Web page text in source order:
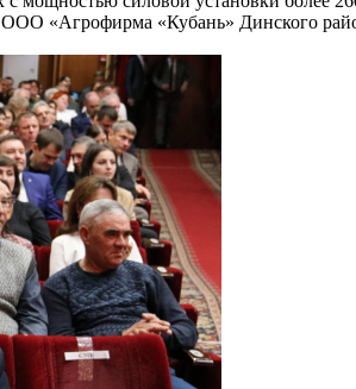
«Агрофирма «Кубань» Динского